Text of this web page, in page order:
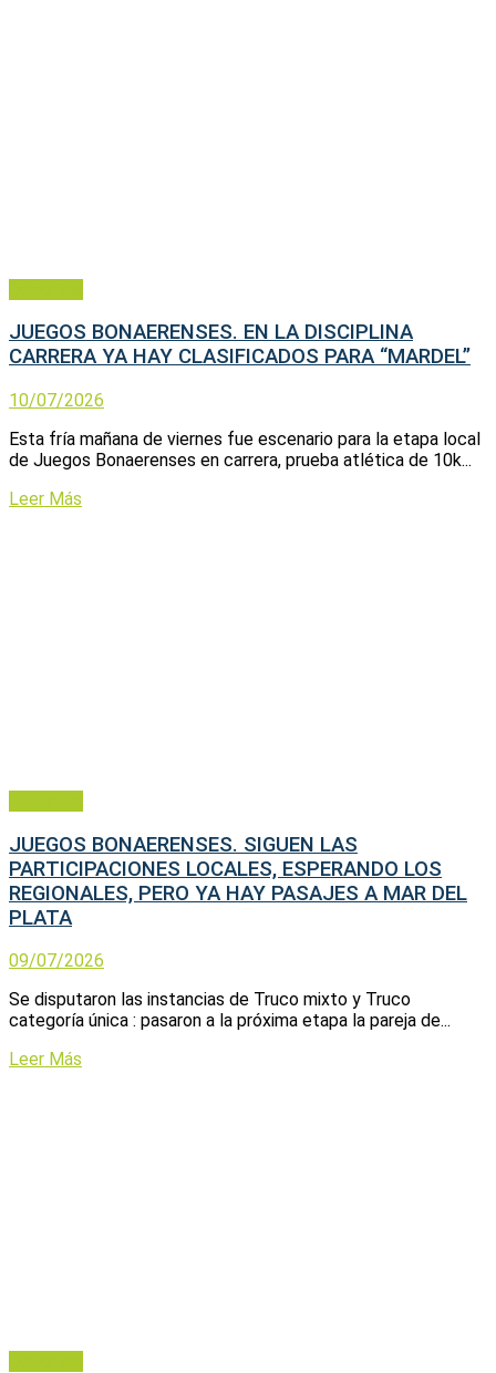
JUEGOS BONAERENSES. EN LA DISCIPLINA
CARRERA YA HAY CLASIFICADOS PARA “MARDEL”
10/07/2026
Esta fría mañana de viernes fue escenario para la etapa local
de Juegos Bonaerenses en carrera, prueba atlética de 10k...
Leer Más
JUEGOS BONAERENSES. SIGUEN LAS
PARTICIPACIONES LOCALES, ESPERANDO LOS
REGIONALES, PERO YA HAY PASAJES A MAR DEL
PLATA
09/07/2026
Se disputaron las instancias de Truco mixto y Truco
categoría única : pasaron a la próxima etapa la pareja de...
Leer Más